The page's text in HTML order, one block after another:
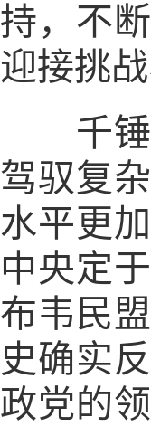
持，不
迎接挑
千锤
驾驭复
水平更
中央定
布韦民
史确实
政党的